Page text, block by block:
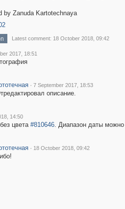
by Zanuda Kartotechnaya
Latest comment: 18 October 2018, 09:42
2017, 18:51
· 7 September 2017, 18:53
описание.
14:50
цвета #810646. Диапазон даты можно
· 18 October 2018, 09:42